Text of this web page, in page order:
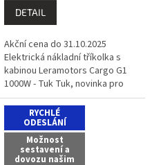
na místě a zaškolíme /
platí do 100 km od
Litomyšle - vše ZDARMA!
DETAIL
Akční cena do 31.10.2025
Elektrická nákladní tříkolka s
kabinou Leramotors Cargo G1
1000W - Tuk Tuk, novinka pro
rok 2023, přináší moderní řešení
pro efektivní přepravu nákladu...
RYCHLÉ
ODESLÁNÍ
Možnost
sestavení a
dovozu našim